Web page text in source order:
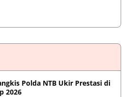
Polda NTB Ukir Prestasi di
2026